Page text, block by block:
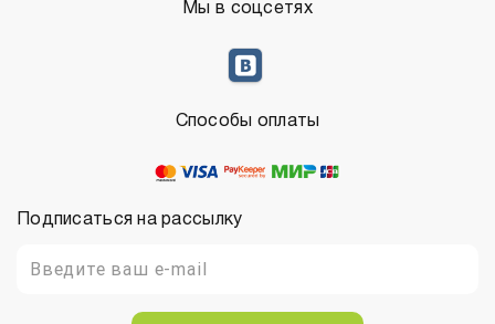
Мы в соцсетях
Подписаться на рассылку
Способы оплаты